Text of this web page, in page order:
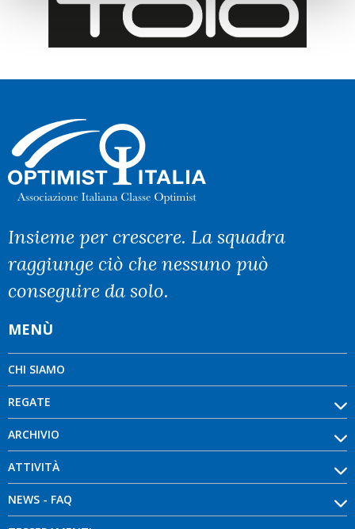
Insieme per crescere. La squadra
raggiunge ciò che nessuno può
conseguire da solo.
MENÙ
CHI SIAMO
REGATE
ARCHIVIO
ATTIVITÀ
NEWS - FAQ